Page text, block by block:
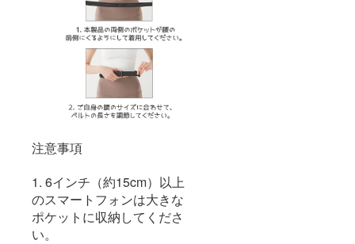
注意事項
1. 6インチ（約15cm）以上
のスマートフォンは大きな
ポケットに収納してくださ
い。